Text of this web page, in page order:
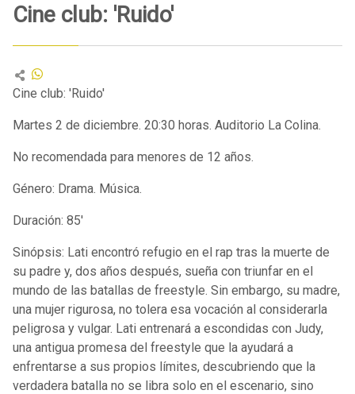
Cine club: 'Ruido'
Cine club: 'Ruido'
Martes 2 de diciembre. 20:30 horas. Auditorio La Colina.
No recomendada para menores de 12 años.
Género: Drama. Música.
Duración: 85'
Sinópsis: Lati encontró refugio en el rap tras la muerte de
su padre y, dos años después, sueña con triunfar en el
mundo de las batallas de freestyle. Sin embargo, su madre,
una mujer rigurosa, no tolera esa vocación al considerarla
peligrosa y vulgar. Lati entrenará a escondidas con Judy,
una antigua promesa del freestyle que la ayudará a
enfrentarse a sus propios límites, descubriendo que la
verdadera batalla no se libra solo en el escenario, sino